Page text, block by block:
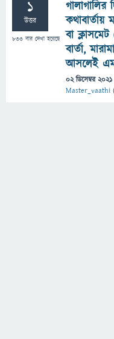
1
উত্তর
833 বার দেখা হয়েছে
গালাগালির
বা
বার্তা,
আসলেই
02 ডিসেম্বর 2021
Master_vaathi